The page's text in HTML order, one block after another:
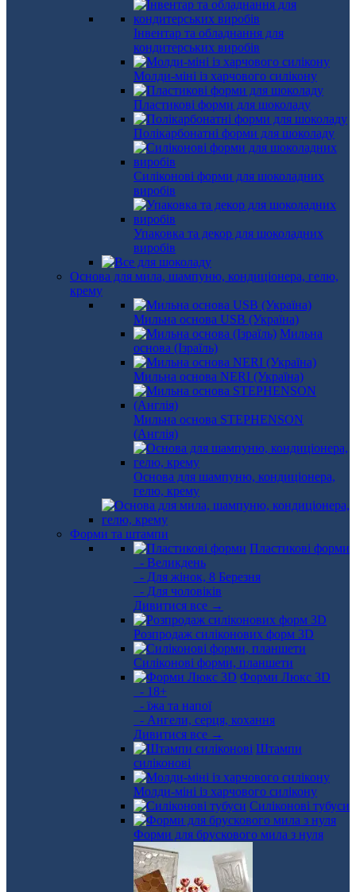
Інвентар та обладнання для
кондитерських виробів
Молди-міні із харчового силікону
Пластикові форми для шоколаду
Полікарбонатні форми для шоколаду
Силіконові форми для шоколадних
виробів
Упаковка та декор для шоколадних
виробів
Основа для мила, шампуню, кондиціонера, гелю,
крему
Мильна основа USB (Україна)
Мильна
основа (Ізраїль)
Мильна основа NERI (Україна)
Мильна основа STEPHENSON
(Англія)
Основа для шампуню, кондиціонера,
гелю, крему
Форми та штампи
Пластикові форми
- Великдень
- Для жінок, 8 Березня
- Для чоловіків
Дивитися все →
Розпродаж силіконових форм 3D
Силіконові форми, планшети
Форми Люкс 3D
- 18+
- їжа та напої
- Ангели, серця, кохання
Дивитися все →
Штампи
силіконові
Молди-міні із харчового силікону
Силіконові тубуси
Форми для брускового мила з нуля